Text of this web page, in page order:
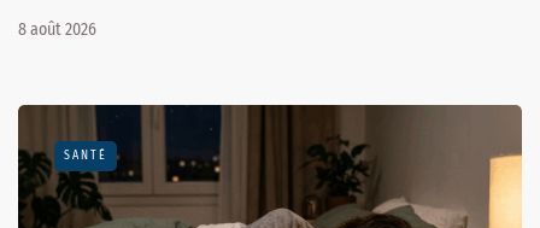
8 août 2026
SANTÉ